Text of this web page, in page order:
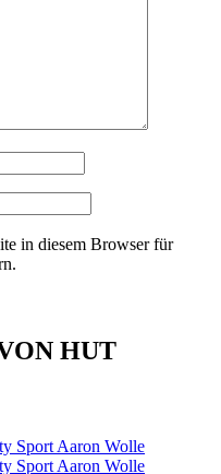
in diesem Browser für
HUT